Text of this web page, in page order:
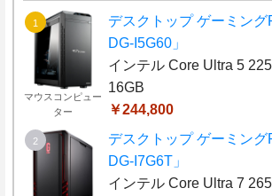
マウスコンピュー
ター
デスクトップ ゲーミン
DG-I5G60」
インテル Core Ultra 5
16GB
￥244,800
デスクトップ ゲーミン
DG-I7G6T」
インテル Core Ultra 7